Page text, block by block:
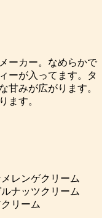
ーカー。なめらかで
ーが入ってます。タ
甘みが広がります。
ます。
レンゲクリーム
ナッツクリーム
リーム